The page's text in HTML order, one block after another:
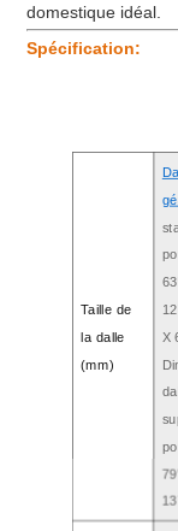
domestique idéal.
Spécification:
Taille de
la dalle
(mm)
X